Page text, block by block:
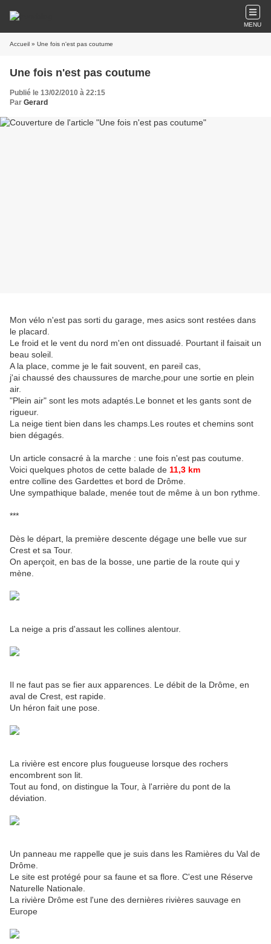
MENU
Accueil » Une fois n'est pas coutume
Une fois n'est pas coutume
Publié le 13/02/2010 à 22:15
Par Gerard
Mon vélo n'est pas sorti du garage, mes asics sont restées dans
le placard.
Le froid et le vent du nord m'en ont dissuadé. Pourtant il faisait un
beau soleil.
A la place, comme je le fait souvent, en pareil cas,
j'ai chaussé des chaussures de marche,pour une sortie en plein
air.
"Plein air" sont les mots adaptés.Le bonnet et les gants sont de
rigueur.
La neige tient bien dans les champs.Les routes et chemins sont
bien dégagés.
Un article consacré à la marche : une fois n'est pas coutume.
Voici quelques photos de cette balade de 11,3 km
entre colline des Gardettes et bord de Drôme.
Une sympathique balade, menée tout de même à un bon rythme.
***
Dès le départ, la première descente dégage une belle vue sur
Crest et sa Tour.
On aperçoit, en bas de la bosse, une partie de la route qui y
mène.
La neige a pris d'assaut les collines alentour.
Il ne faut pas se fier aux apparences. Le débit de la Drôme, en
aval de Crest, est rapide.
Un héron fait une pose.
La rivière est encore plus fougueuse lorsque des rochers
encombrent son lit.
Tout au fond, on distingue la Tour, à l'arrière du pont de la
déviation.
Un panneau me rappelle que je suis dans les Ramières du Val de
Drôme.
Le site est protégé pour sa faune et sa flore. C'est une Réserve
Naturelle Nationale.
La rivière Drôme est l'une des dernières rivières sauvage en
Europe